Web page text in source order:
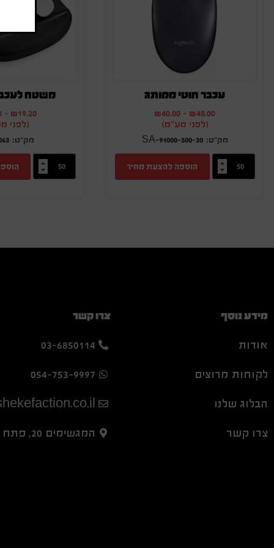
עכבר חוטי ממותג
₪48.00
-
₪40.00
(לפני מע"מ)
SA-91000-500-30
הוספה להצעת מחיר
משטח
₪19.20
-
(לפני
מידע נוסף
אודות
לקוחות מרוצים
הבלוג שלנו
צרו קשר
צרו קשר
03-6850114
054-753-9997
המגשימים 20, פתח תקווה